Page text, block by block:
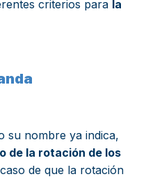
criterios para la
su nombre ya indica,
de la rotación de los
de que la rotación